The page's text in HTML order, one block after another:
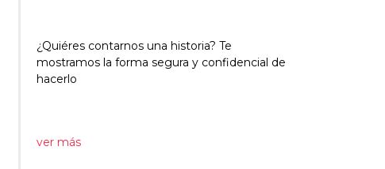
¿Quiéres contarnos una historia? Te
mostramos la forma segura y confidencial de
hacerlo
ver más